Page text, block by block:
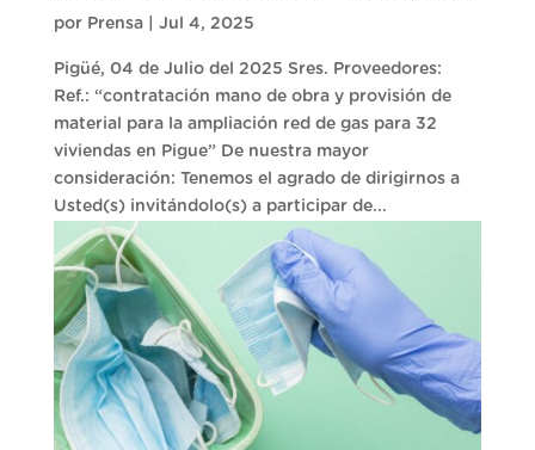
por Prensa| Jul 4, 2025
Pigüé, 04 de Julio del 2025 Sres. Proveedores:
Ref.: “contratación mano de obra y provisión de
material para la ampliación red de gas para 32
viviendas en Pigue” De nuestra mayor
consideración: Tenemos el agrado de dirigirnos a
Usted(s) invitándolo(s) a participar de...